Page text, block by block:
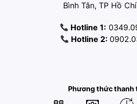
Bình Tân, TP Hồ
Hotline 1:
Hotline 2:
Phương thức thanh